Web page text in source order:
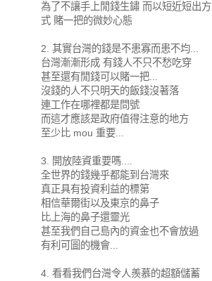
為了不讓手上閒錢生鏽 而以短近短出方
式 賭一把的微妙心態
2. 其實台灣的錢是不患寡而患不均...
台灣漸漸形成 有錢人不只不愁吃穿
甚至還有閒錢可以賭一把...
沒錢的人不只明天的飯錢沒著落
連工作在哪裡都是問號
而這才應該是政府值得注意的地方
至少比 mou 重要...
3. 開放陸資重要嗎....
全世界的錢幾乎都能到台灣來
真正具有投資利益的標第
相信華爾街以及東京的鼻子
比上海的鼻子還靈光
甚至我們自己島內的資金也不會放過
有利可圖的機會...
4. 看看我們台灣令人羨慕的超額儲蓄